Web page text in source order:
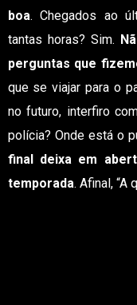
boa. Chegados ao
tantas horas? Sim.
perguntas que
que se viajar para o
no futuro, interfiro
polícia? Onde está o
final deixa em
temporada. Afinal, “A